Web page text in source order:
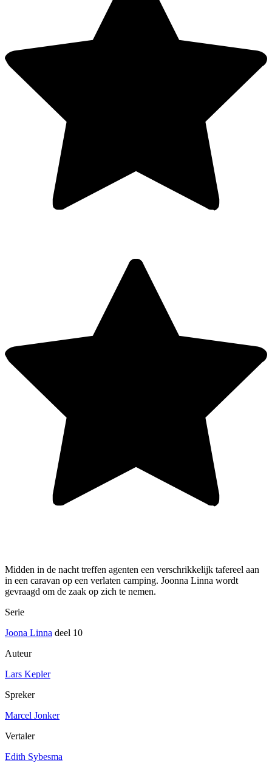
Midden in de nacht treffen agenten een verschrikkelijk tafereel aan
in een caravan op een verlaten camping. Joonna Linna wordt
gevraagd om de zaak op zich te nemen.
Serie
Joona Linna deel 10
Auteur
Lars Kepler
Spreker
Marcel Jonker
Vertaler
Edith Sybesma